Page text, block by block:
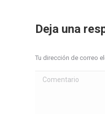
Deja una
Tu dirección de correo
Comentario